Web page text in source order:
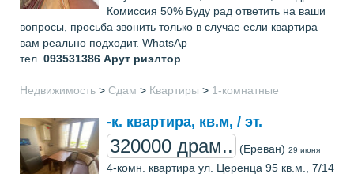
Комиссия 50% Буду рад ответить на ваши
вопросы, просьба звонить только в случае если квартира
вам реально подходит. WhatsAp
тел. 093531386 Арут риэлтор
Недвижимость > Сдам > Квартиры > 1-комнатные
-к. квартира, кв.м, / эт.
320000 драм.. (Ереван) 29 июня
4-комн. квартира ул. Церенца 95 кв.м., 7/14